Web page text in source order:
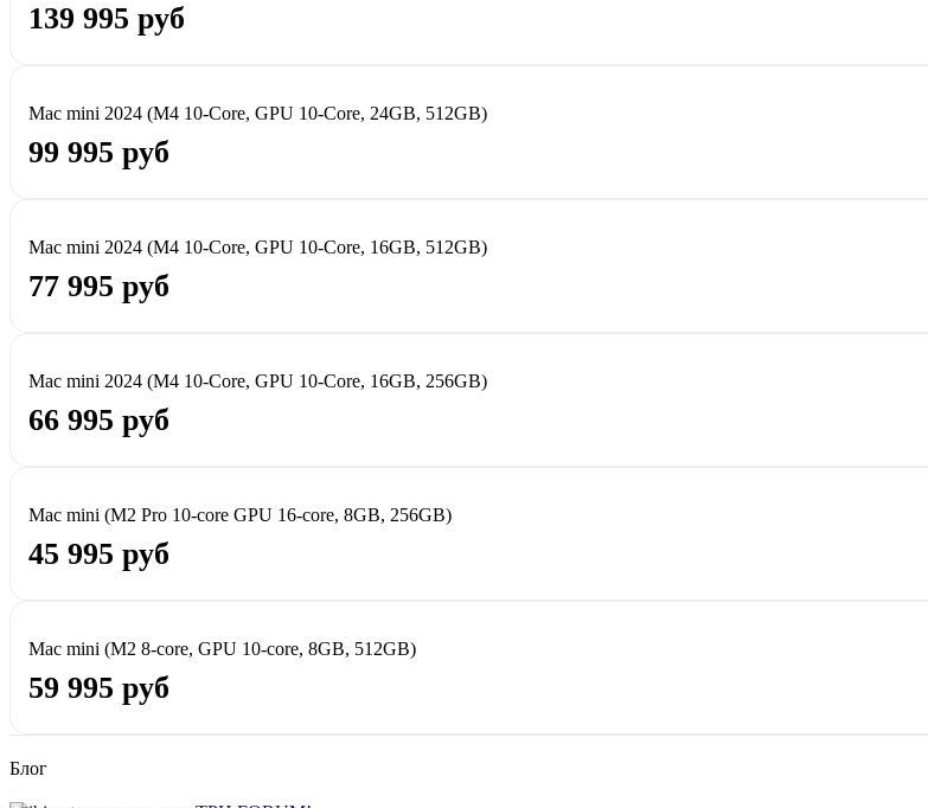
139 995 руб
Mac mini 2024 (M4 10-Core, GPU 10-Core, 24GB, 512GB)
99 995 руб
Mac mini 2024 (M4 10-Core, GPU 10-Core, 16GB, 512GB)
77 995 руб
Mac mini 2024 (M4 10-Core, GPU 10-Core, 16GB, 256GB)
66 995 руб
Mac mini (M2 Pro 10‑core GPU 16-core, 8GB, 256GB)
45 995 руб
Mac mini (M2 8-core, GPU 10-core, 8GB, 512GB)
59 995 руб
Блог